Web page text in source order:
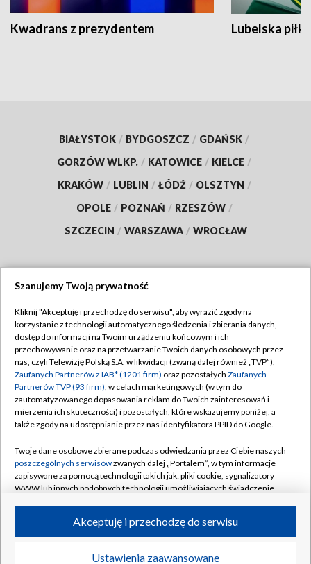
Kwadrans z prezydentem Lubelska piłka
BIAŁYSTOK / BYDGOSZCZ / GDAŃSK /
GORZÓW WLKP. / KATOWICE / KIELCE /
KRAKÓW / LUBLIN / ŁÓDŹ / OLSZTYN /
OPOLE / POZNAŃ / RZESZÓW /
SZCZECIN / WARSZAWA / WROCŁAW
TVP
Abonament TVP
Emisja w TVP
Centrum informacji TVP
Naziemna Telewizja Cyfrowa
Rada Programowa
System NOS
Informacje o nadawcy
Program dla prasy
Regulamin TVP
Polityka prywatności
Moje zgody
Pomoc
Kontakt
Kanały
©2026 Telewizja Polska S.A. w likwidacji
Szanujemy Twoją prywatność
Kliknij "Akceptuję i przechodzę do serwisu", aby wyrazić zgody na
korzystanie z technologii automatycznego śledzenia i zbierania danych,
dostęp do informacji na Twoim urządzeniu końcowym i ich
przechowywanie oraz na przetwarzanie Twoich danych osobowych przez
nas, czyli Telewizję Polską S.A. w likwidacji (zwaną dalej również „TVP”),
Zaufanych Partnerów z IAB* (1201 firm) oraz pozostałych Zaufanych
Partnerów TVP (93 firm), w celach marketingowych (w tym do
zautomatyzowanego dopasowania reklam do Twoich zainteresowań i
mierzenia ich skuteczności) i pozostałych, które wskazujemy poniżej, a
także zgody na udostępnianie przez nas identyfikatora PPID do Google.
Twoje dane osobowe zbierane podczas odwiedzania przez Ciebie naszych
poszczególnych serwisówzwanych dalej „Portalem”, w tym informacje
zapisywane za pomocą technologii takich jak: pliki cookie, sygnalizatory
WWW lub innych podobnych technologii umożliwiających świadczenie
ruchu w Internecie.
Twoje dane osobowe zbierane podczas odwiedzania przez Ciebie
Ustawienia zaawansowane
Akceptuję i przechodzę do serwisu